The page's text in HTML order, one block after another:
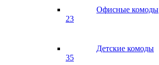
Офисные комоды
23
Детские комоды
35